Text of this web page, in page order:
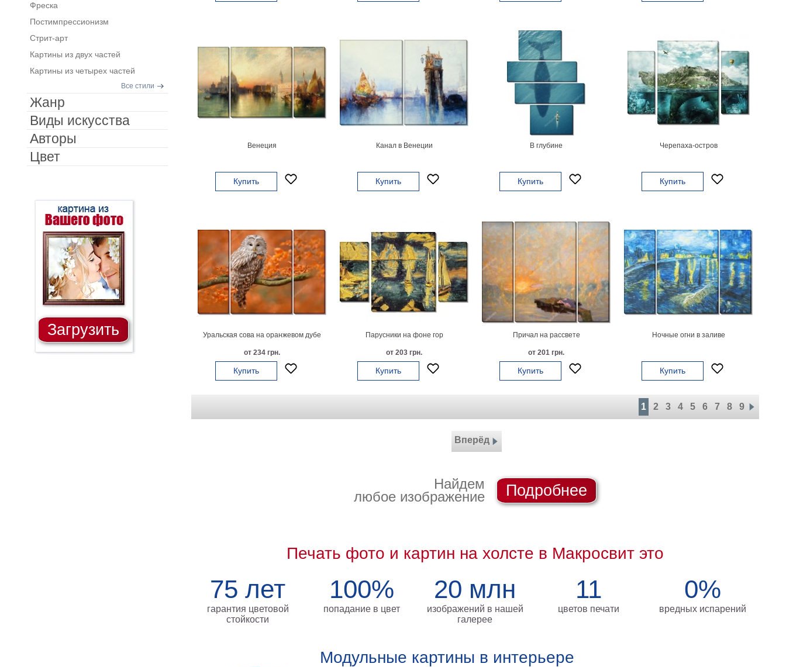
Венеция
Купить
Канал в Венеции
Купить
В глубине
Купить
Черепаха-остров
Купить
Уральская сова на оранжевом дубе
от 234 грн.
Купить
Парусники на фоне гор
от 203 грн.
Купить
Причал на рассвете
от 201 грн.
Купить
Ночные огни в заливе
Купить
1 2 3 4 5 6 7 8 9
Вперёд
Найдем
любое изображение
Подробнее
Печать фото и картин на холсте в Макросвит это
75 лет
гарантия цветовой
стойкости
100%
попадание в цвет
20 млн
изображений в нашей
галерее
11
цветов печати
0%
вредных испарений
Модульные картины в интерьере
Фреска
Постимпрессионизм
Стрит-арт
Картины из двух частей
Картины из четырех частей
Все стили
Жанр
Виды искусства
Авторы
Цвет
Загрузить